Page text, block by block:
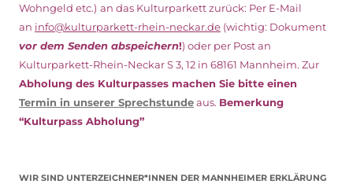
Wohngeld etc.) an das Kulturparkett zurück: Per E-Mail
an info@kulturparkett-rhein-neckar.de (wichtig: Dokument
vor dem Senden abspeichern!) oder per Post an
Kulturparkett-Rhein-Neckar S 3, 12 in 68161 Mannheim. Zur
Abholung des Kulturpasses machen Sie bitte einen
Termin in unserer Sprechstundeaus. Bemerkung
“Kulturpass Abholung”
WIR SIND UNTERZEICHNER*INNEN DER MANNHEIMER ERKLÄRUNG